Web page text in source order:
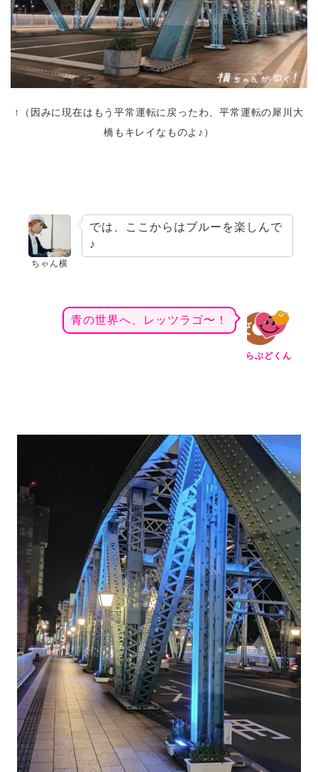
↑（因みに現在はもう平常運転に戻ったわ、平常運転の犀川大
橋もキレイなものよ♪）
ちゃん横
では、ここからはブルーを楽しんで
♪
らぶどくん
青の世界へ、レッツラゴ〜！